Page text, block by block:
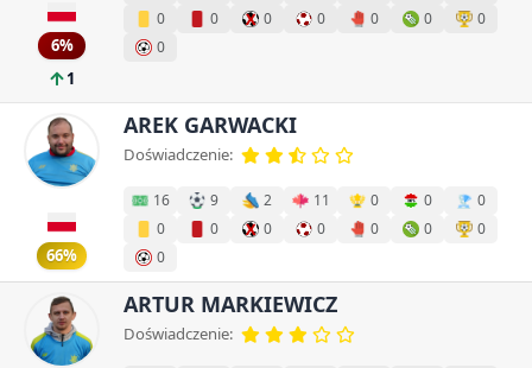
6%
1
0
0 0 0 0 0
0
0
66%
AREK GARWACKI
Doświadczenie:
16 9 2 11 0 0
0
0
0 0 0 0 0
0
0
ARTUR MARKIEWICZ
Doświadczenie: